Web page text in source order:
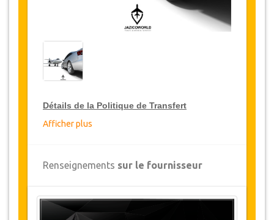
Détails de la Politique de Transfert
JazicoWorld offre pour les grands voyageurs,
15% de réduction sur les transferts
toute la Turquie et ce pendant une période de
12 mois, pour obtenir votre remise sur le
transfert, cliquez ci-dessus sur le bouton
Afficher plus
Renseignements sur le fournisseur